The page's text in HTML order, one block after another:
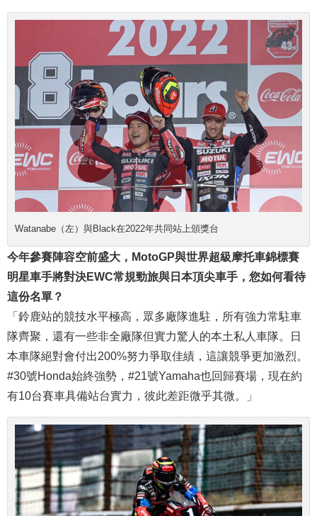
Watanabe（左）與Black在2022年共同站上頒獎台
今年參賽陣容空前盛大，MotoGP與世界超級摩托車錦標賽
明星車手將對決EWC常規勁旅與日本頂尖車手，您如何看待
這份名單？
「鈴鹿站的競技水平極高，眾多廠隊進駐，所有強力常駐車
隊齊聚，還有一些非全廠隊但實力驚人的本土私人車隊。日
本車隊絕對會付出200%努力爭取佳績，這讓競爭更加激烈。
#30號Honda始終強勢，#21號Yamaha也回歸賽場，現在約
有10台賽車具備站台實力，彼此差距微乎其微。」